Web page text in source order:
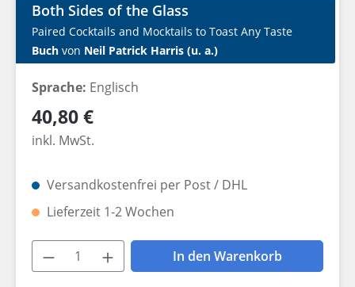
Both Sides of the Glass
Paired Cocktails and Mocktails to Toast Any Taste
Buch von Neil Patrick Harris (u. a.)
Sprache: Englisch
Regulärer Preis:
40,80 €
inkl. MwSt.
Versandkostenfrei per Post / DHL
Lieferzeit 1-2 Wochen
Produkt Anzahl: Gib den
In den Warenkorb